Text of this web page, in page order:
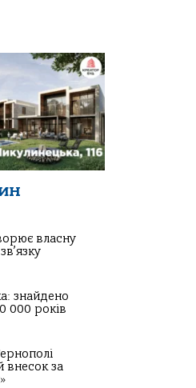
власну
знайдено
000 років
за